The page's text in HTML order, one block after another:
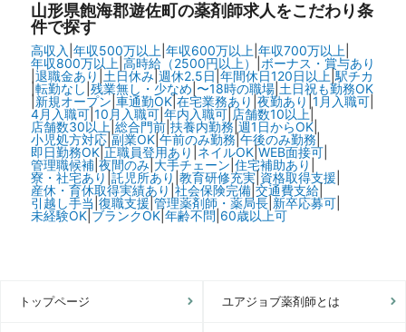
山形県飽海郡遊佐町の薬剤師求人をこだわり条
件で探す
高収入 年収500万以上 年収600万以上 年収700万以上
年収800万以上 高時給（2500円以上）| ボーナス・賞与あり
退職金あり 土日休み| 週休2.5日 年間休日120日以上 駅チカ
|転勤なし 残業無し・少なめ 〜18時の職場| 土日祝も勤務OK
|新規オープン 車通勤OK|在宅業務あり 夜勤あり 1月入職可|
4月入職可| 10月入職可| 年内入職可| 店舗数10以上|
店舗数30以上 総合門前| 扶養内勤務 週1日からOK|
小児処方対応| 副業OK| 午前のみ勤務| 午後のみ勤務|
即日勤務OK| 正職員登用あり ネイルOK| WEB面接可|
管理職候補| 夜間のみ| 大手チェーン 住宅補助あり
寮・社宅あり 託児所あり 教育研修充実| 資格取得支援
産休・育休取得実績あり 社会保険完備| 交通費支給|
引越し手当 復職支援 |管理薬剤師・薬局長| 新卒応募可|
未経験OK| ブランクOK| 年齢不問 60歳以上可
トップページ ユアジョブ薬剤師とは